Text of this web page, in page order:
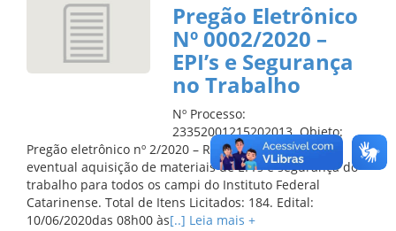
Pregão Eletrônico
Nº 0002/2020 –
EPI’s e Segurança
no Trabalho
Nº Processo:
23352001215202013. Objeto:
Pregão eletrônico nº 2/2020 – Registro de Preços para
eventual aquisição de materiais de EPI’s e segurança do
trabalho para todos os campi do Instituto Federal
Catarinense. Total de Itens Licitados: 184. Edital:
10/06/2020das 08h00 às[..] Leia mais +